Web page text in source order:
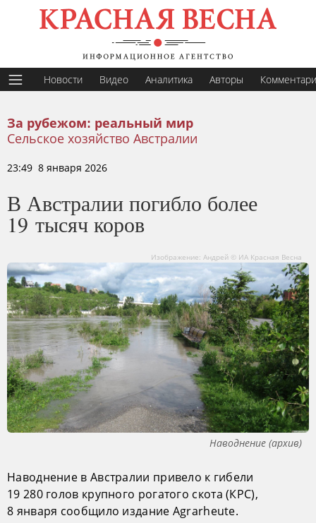
Новости Видео Аналитика Авторы
За рубежом: реальный мир
Сельское хозяйство Австралии
23:49 8 января 2026
В Австралии погибло более
19 тысяч коров
Изображение: Андрей © ИА Красная Весна
Наводнение (архив)
Наводнение в Австралии привело к гибели
19 280 голов крупного рогатого скота (КРС),
8 января сообщило издание Agrarheute.